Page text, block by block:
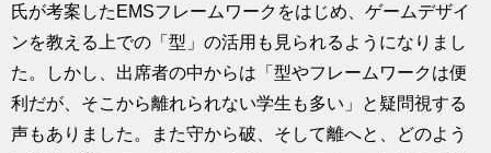
氏が考案したEMSフレームワークをはじめ、ゲームデザイ
ンを教える上での「型」の活用も見られるようになりまし
た。しかし、出席者の中からは「型やフレームワークは便
利だが、そこから離れられない学生も多い」と疑問視する
声もありました。また守から破、そして離へと、どのよう